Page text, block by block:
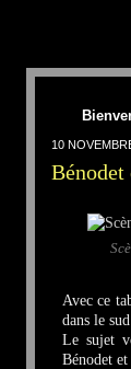
10
Bénodet
Avec ce
dans le
Le sujet
Bénodet